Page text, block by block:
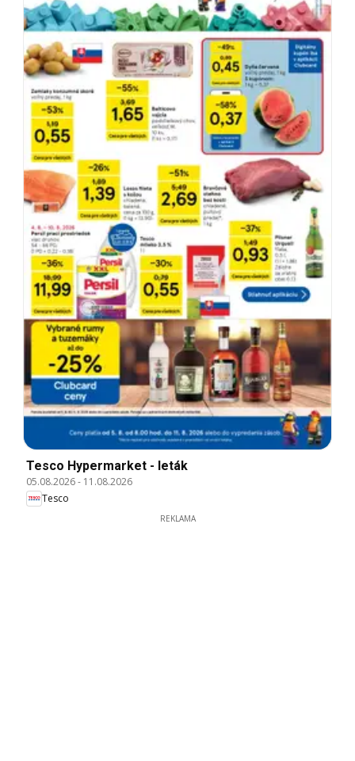
Tesco Hypermarket - leták
05.08.2026- 11.08.2026
Tesco
REKLAMA